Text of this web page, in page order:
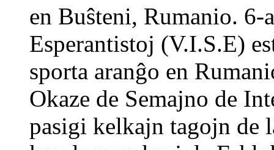
en Buŝteni, Rumanio.
Esperantistoj (V.I.S.E)
sporta aranĝo en
Okaze de Semajno de
pasigi kelkajn tagojn de